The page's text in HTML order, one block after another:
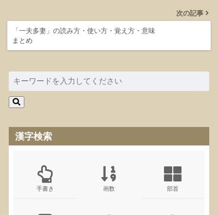
次の記事
「一夫多妻」の読み方・使い方・覚え方・意味
まとめ
漢字検索
手書き 画数 部首